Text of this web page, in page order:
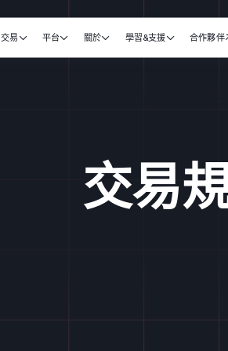
交易  平台 關於 學習&支援 合作夥伴
開設帳戶
交易